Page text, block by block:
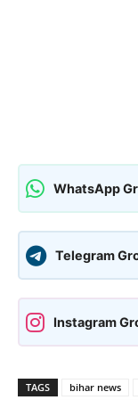
WhatsApp
Telegram
Instagram
TAGS bihar news